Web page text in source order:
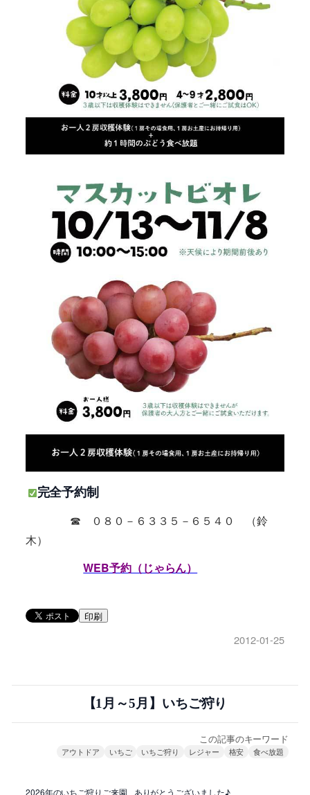
完全予約制
☎ ０８０－６３３５－６５４０ （鈴
木）
WEB予約（じゃらん）
印刷
2012-01-25
【1月～5月】いちご狩り
この記事のキーワード
アウトドア いちご いちご狩り レジャー 格安 食べ放題
2026年のいちご狩りご来園 ありがとうございました♪